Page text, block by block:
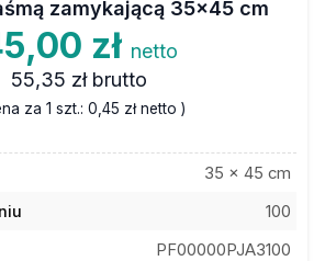
zamykającą 35x45 cm
zł netto
55,35 zł brutto
za 1 szt.: 0,45 złnetto )
35 x 45 cm
100
PF00000PJA3100